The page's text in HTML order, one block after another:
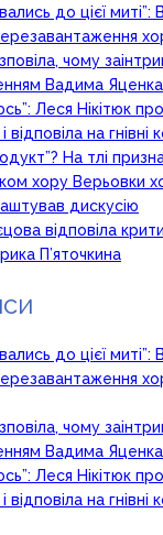
до цієї
чому
Вадима Яценка
Леся Нікітюк
відповіла на гнівні
На тлі
хору Верьовки
дискусію
відповіла
П’яточкина
до цієї
чому
Вадима Яценка
Леся Нікітюк
відповіла на гнівні